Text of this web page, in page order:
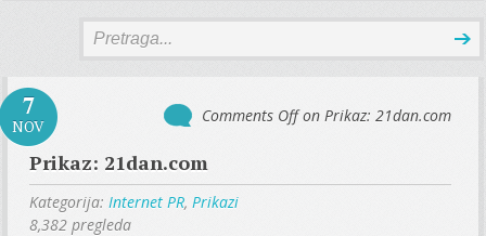
7
NOV
Comments Offon Prikaz: 21dan.com
Prikaz: 21dan.com
Kategorija:Internet PR, Prikazi
8,382 pregleda